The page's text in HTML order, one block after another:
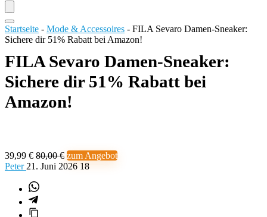
Startseite - Mode & Accessoires - FILA Sevaro Damen-Sneaker:
Sichere dir 51% Rabatt bei Amazon!
FILA Sevaro Damen-Sneaker:
Sichere dir 51% Rabatt bei
Amazon!
39,99 € 80,00 € zum Angebot
Peter 21. Juni 2026 18